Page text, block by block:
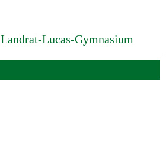
Landrat-Lucas-Gymnasium